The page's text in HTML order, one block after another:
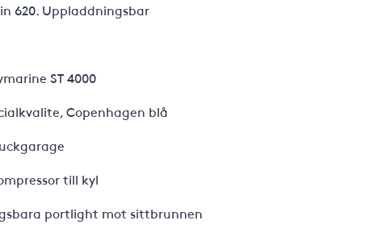
620. Uppladdningsbar
ST 4000
Copenhagen blå
till kyl
portlight mot sittbrunnen